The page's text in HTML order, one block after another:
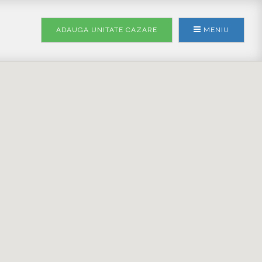
MENIU
ADAUGA UNITATE CAZARE